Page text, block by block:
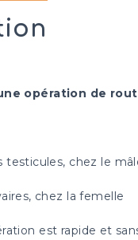
opération de
testicules, chez le
chez la femelle
est rapide et